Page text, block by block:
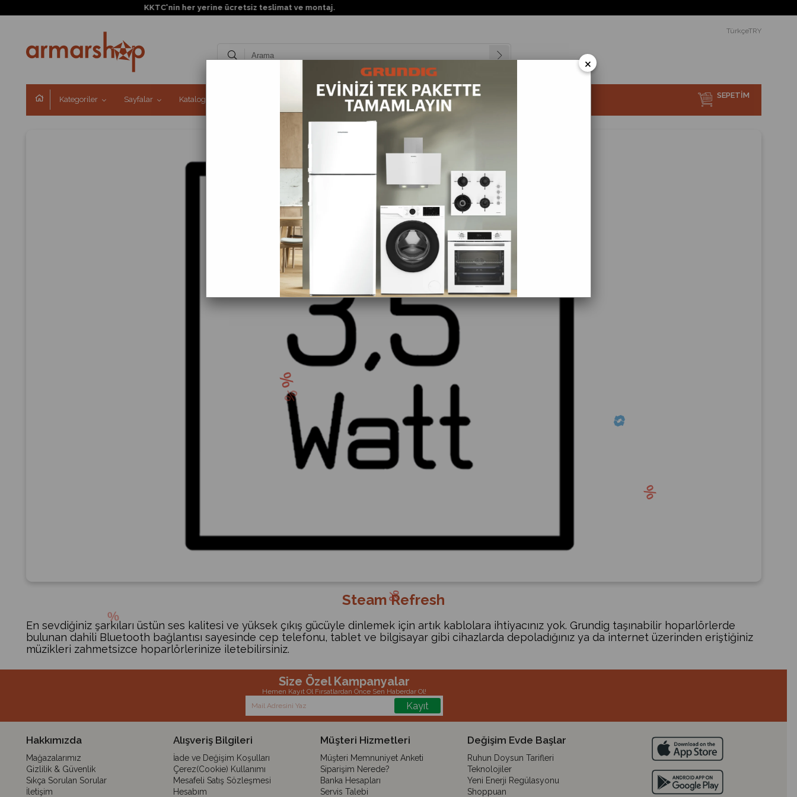
TürkçeTRY
SEPETIM
Kategoriler Sayfalar Kataloglar Teknolojiler Müşteri Hizmetleri
Steam Refresh
En sevdiğiniz şarkıları üstün ses kalitesi ve yüksek çıkış gücüyle dinlemek için artık kablolara ihtiyacınız yok. Grundig taşınabilir hoparlörlerde
bulunan dahili Bluetooth bağlantısı sayesinde cep telefonu, tablet ve bilgisayar gibi cihazlarda depoladığınız ya da internet üzerinden eriştiğiniz
müzikleri zahmetsizce hoparlörlerinize iletebilirsiniz.
Size Özel Kampanyalar
Hemen Kayıt Ol Fırsatlardan Önce Sen Haberdar Ol!
Kayıt
Hakkımızda
Mağazalarımız
Gizlilik & Güvenlik
Sıkça Sorulan Sorular
İletişim
Alışveriş Bilgileri
İade ve Değişim Koşulları
Çerez(Cookie) Kullanımı
Mesafeli Satış Sözleşmesi
Hesabım
Müşteri Hizmetleri
Müşteri Memnuniyet Anketi
Siparişim Nerede?
Banka Hesapları
Servis Talebi
Değişim Evde Başlar
Ruhun Doysun Tarifleri
Teknolojiler
Yeni Enerji Regülasyonu
Shoppuan
KKTC'nin her yerine ücretsiz teslimat ve montaj.
×